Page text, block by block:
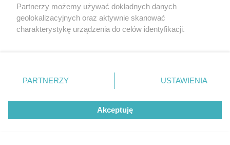
Partnerzy możemy używać dokładnych danych
geolokalizacyjnych oraz aktywnie skanować
charakterystykę urządzenia do celów identyfikacji.
zmienić/wycofać klikając przycisk ustawień prywatności
znajdujący się w lewym dolnym rogu strony
rodzaje przetwarzania danych nie wymagają zgody
użytkownika, ale masz prawo sprzeciwić się takiemu
przetwarzaniu. Preferencje będą miały zastosowanie tylko
PARTNERZY USTAWIENIA
Akceptuję